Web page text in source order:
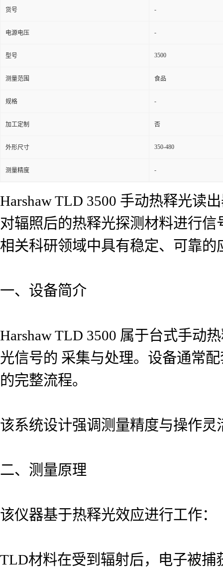
货号 -
电源电压 -
型号 3500
测量范围 食品
规格 -
加工定制 否
外形尺寸 350-480
测量精度 -
Harshaw TLD 3500 手动热释光读
对辐照后的热释光探测材料进行
相关科研领域中具有稳定、可靠的
一、设备简介
Harshaw TLD 3500 属于台式手动
光信号的 采集与处理。设备通常
的完整流程。
该系统设计强调测量精度与操作
二、测量原理
该仪器基于热释光效应进行工作：
TLD材料在受到辐射后，电子被捕